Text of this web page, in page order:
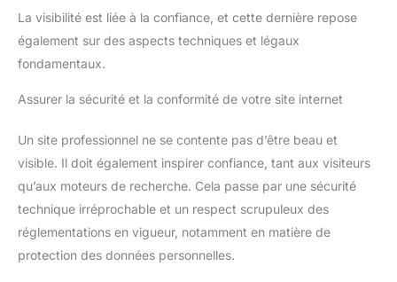
La visibilité est liée à la confiance, et cette dernière repose
également sur des aspects techniques et légaux
fondamentaux.
Assurer la sécurité et la conformité de votre site internet
Un site professionnel ne se contente pas d’être beau et
visible. Il doit également inspirer confiance, tant aux visiteurs
qu’aux moteurs de recherche. Cela passe par une sécurité
technique irréprochable et un respect scrupuleux des
réglementations en vigueur, notamment en matière de
protection des données personnelles.